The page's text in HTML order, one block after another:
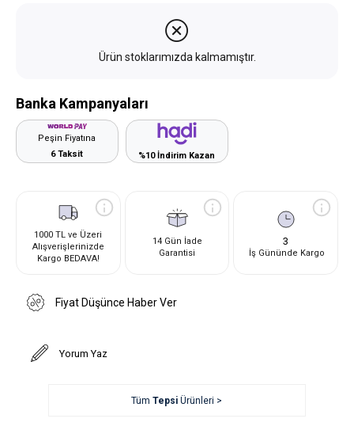
Ürün stoklarımızda kalmamıştır.
Banka Kampanyaları
Peşin Fiyatına
6 Taksit
%10 İndirim Kazan
1000 TL ve Üzeri
Alışverişlerinizde
Kargo BEDAVA!
14 Gün İade
Garantisi
3
İş Gününde Kargo
Fiyat Düşünce Haber Ver
Yorum Yaz
TümTepsi Ürünleri >